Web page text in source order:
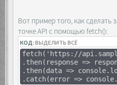
<div
<div
<span>&laquo;</
<span>&raquo;</
</div>
</div>
</div>
const answer = await
console.log(answer)
})()
Вот пример того, как сделать
точке API с помощью fetch():
КОД:ВЫДЕЛИТЬ ВСЁ
fetch('https://
.then(response =>
.then(data =>
.catch(error =>